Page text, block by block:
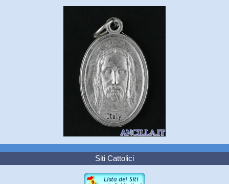
Siti Cattolici